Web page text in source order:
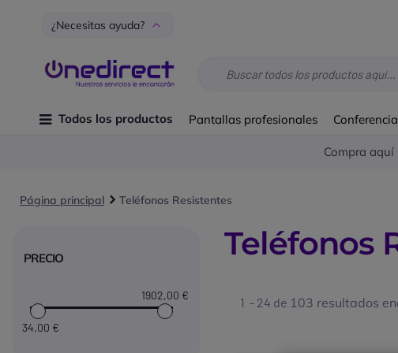
¿Necesitas ayuda?
Todos los productos Pantallas profesionales
Compra aquí
Página principal Teléfonos Resistentes
PRECIO
34,00 €
1902,00 €
Teléfonos
1 - 24 de 103 resultados